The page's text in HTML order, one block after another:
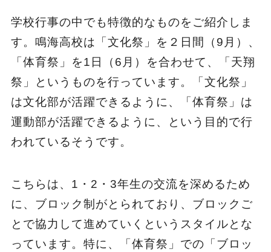
学校行事の中でも特徴的なものをご紹介しま
す。鳴海高校は「文化祭」を２日間（9月）、
「体育祭」を1日（6月）を合わせて、「天翔
祭」というものを行っています。「文化祭」
は文化部が活躍できるように、「体育祭」は
運動部が活躍できるように、という目的で行
われているそうです。
こちらは、1・2・3年生の交流を深めるため
に、ブロック制がとられており、ブロックご
とで協力して進めていくというスタイルとな
っています。特に、「体育祭」での「ブロッ